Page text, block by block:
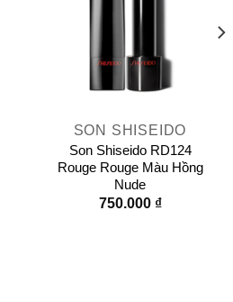
SON SHISEIDO
Son Shiseido RD124
Rouge Rouge Màu Hồng
Nude
750.000 ₫